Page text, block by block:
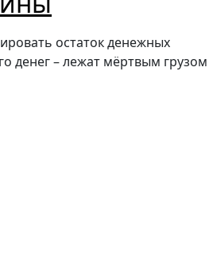
остаток денежных
денег – лежат мёртвым грузом